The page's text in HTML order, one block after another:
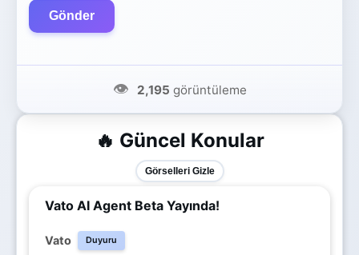
🔥 Güncel Konular
Görselleri Gizle
Vato AI Agent Beta Yayında!
Vato Duyuru
Gönder
👁️ 2,195 görüntüleme